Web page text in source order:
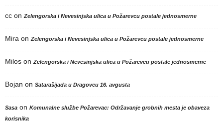
cc on Zelengorska i Nevesinjska ulica u Požarevcu postale jednosmerne
Mira on Zelengorska i Nevesinjska ulica u Požarevcu postale jednosmerne
Milos on Zelengorska i Nevesinjska ulica u Požarevcu postale jednosmerne
Bojan on Satarašijada u Dragovcu 16. avgusta
Sasa on Komunalne službe Požarevac: Održavanje grobnih mesta je obaveza
korisnika